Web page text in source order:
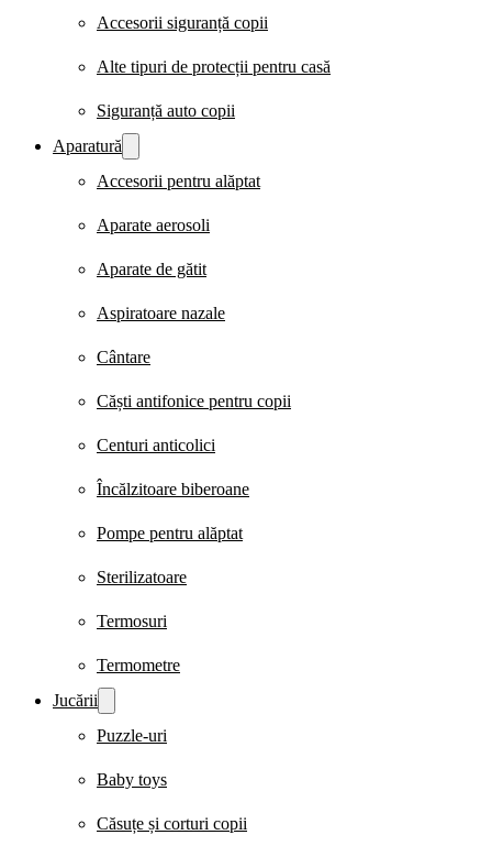
Accesorii siguranță copii
Alte tipuri de protecții pentru casă
Siguranță auto copii
Aparatură
Accesorii pentru alăptat
Aparate aerosoli
Aparate de gătit
Aspiratoare nazale
Cântare
Căști antifonice pentru copii
Centuri anticolici
Încălzitoare biberoane
Pompe pentru alăptat
Sterilizatoare
Termosuri
Termometre
Jucării
Puzzle-uri
Baby toys
Căsuțe și corturi copii